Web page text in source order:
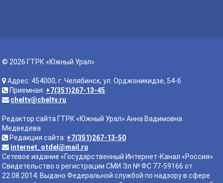
© 2026 ГТРК «Южный Урал»
Адрес: 454000, г. Челябинск, ул. Орджоникидзе, 54-б
Приемная: +7(351)267-13-45
cheltv@cheltv.ru
Редактор сайта ГТРК «Южный Урал» Анна Вадимовна
Медведева
Редакция сайта: +7(351)267-13-50
internet_otdel@mail.ru
Сетевое издание «Государственный Интернет-Канал «Россия».
Свидетельство о регистрации СМИ Эл № ФС 77-59166 от
22.08.2014. Выдано Федеральной службой по надзору в сфере